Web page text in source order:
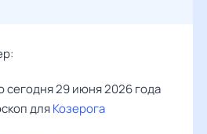
сегодня 29 июня 2026 года
для Козерога